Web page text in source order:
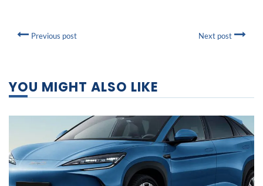
Previous post Next post
YOU MIGHT ALSO LIKE